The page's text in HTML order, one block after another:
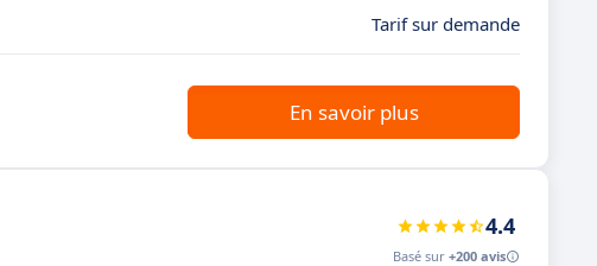
Tarif sur demande
En savoir plus
4.4
Basé sur +200 avis